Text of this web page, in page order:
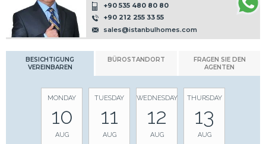
+90 535 480 80 80
+90 212 255 33 55
sales@istanbulhomes.com
BESICHTIGUNG
VEREINBAREN
BÜROSTANDORT
FRAGEN SIE DEN
AGENTEN
MONDAY
10
AUG
TUESDAY
11
AUG
WEDNESDAY
12
AUG
THURSDAY
13
AUG